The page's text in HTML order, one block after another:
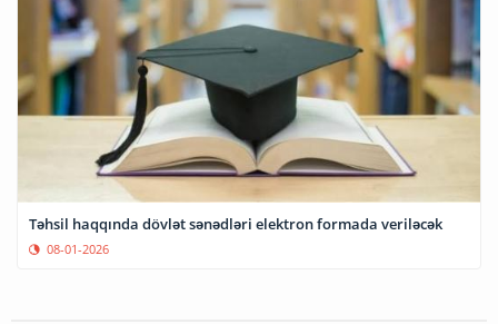
Təhsil haqqında dövlət sənədləri elektron formada veriləcək
08-01-2026